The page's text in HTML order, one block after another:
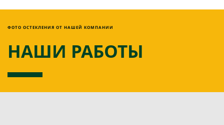
ФОТО ОСТЕКЛЕНИЯ ОТ НАШЕЙ КОМПАНИИ
НАШИ РАБОТЫ